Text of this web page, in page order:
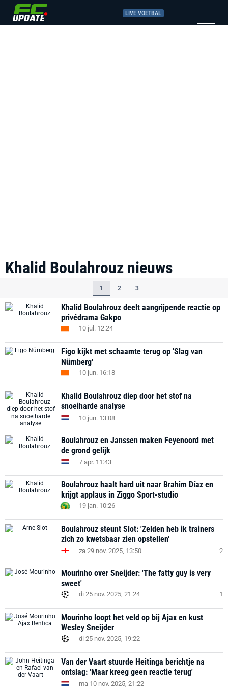
LIVE VOETBAL
Khalid Boulahrouz nieuws
1 2 3
Khalid Boulahrouz deelt aangrijpende reactie op
privédrama Gakpo
10 jul. 12:24
Figo kijkt met schaamte terug op 'Slag van
Nürnberg'
10 jun. 16:18
Khalid Boulahrouz diep door het stof na
snoeiharde analyse
10 jun. 13:08
Boulahrouz en Janssen maken Feyenoord met
de grond gelijk
7 apr. 11:43
Boulahrouz haalt hard uit naar Brahim Díaz en
krijgt applaus in Ziggo Sport-studio
19 jan. 10:26
Boulahrouz steunt Slot: 'Zelden heb ik trainers
zich zo kwetsbaar zien opstellen'
za 29 nov. 2025, 13:50 2
Mourinho over Sneijder: 'The fatty guy is very
sweet'
di 25 nov. 2025, 21:24 1
Mourinho loopt het veld op bij Ajax en kust
Wesley Sneijder
di 25 nov. 2025, 19:22
Van der Vaart stuurde Heitinga berichtje na
ontslag: 'Maar kreeg geen reactie terug'
ma 10 nov. 2025, 21:22